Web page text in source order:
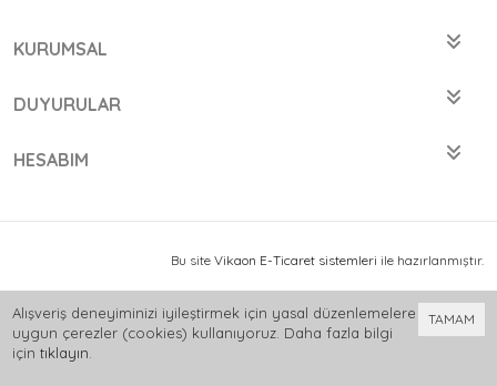
KURUMSAL
DUYURULAR
HESABIM
Bu site Vikaon E-Ticaret sistemleri ile hazırlanmıştır.
TAMAM
Alışveriş deneyiminizi iyileştirmek için yasal düzenlemelere
uygun çerezler (cookies) kullanıyoruz. Daha fazla bilgi
için tıklayın